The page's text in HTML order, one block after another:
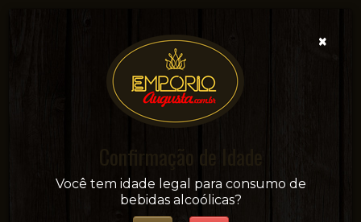
Sua conveniência e adega on-line!
×
Confirmação de Idade
Você tem idade legal para consumo de
bebidas alcoólicas?